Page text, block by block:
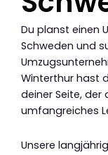
Du planst einen
Schweden und
Winterthur hast
deiner Seite, der
umfangreiches
Unsere